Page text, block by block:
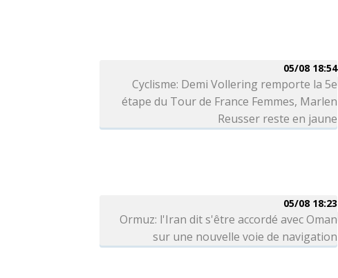
05/08 18:54
Cyclisme: Demi Vollering remporte la 5e
étape du Tour de France Femmes, Marlen
Reusser reste en jaune
05/08 18:23
Ormuz: l'Iran dit s'être accordé avec Oman
sur une nouvelle voie de navigation